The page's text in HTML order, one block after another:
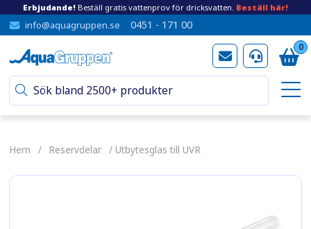
Erbjudande! Beställ gratis vattenprov för dricksvatten. Beställ här!
info@aquagruppen.se 0451 - 171 00
0
Hem / Reservdelar / Utbytesglas till UVR